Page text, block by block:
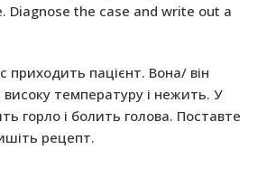
Diagnose the case and write out a
приходить пацієнт. Вона/ він
температуру і нежить. У
горло і болить голова. Поставте
рецепт.